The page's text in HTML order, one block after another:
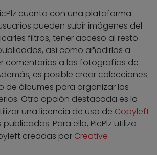
cuenta con una plataforma
pueden subir imágenes del
filtros, tener acceso al resto
así como añadirlas a
comentarios a las fotografías de
es posible crear colecciones
de álbumes para organizar las
Otra opción destacada es la
una licencia de uso de Copyleft
Para ello, PicPlz utiliza
creadas por Creative